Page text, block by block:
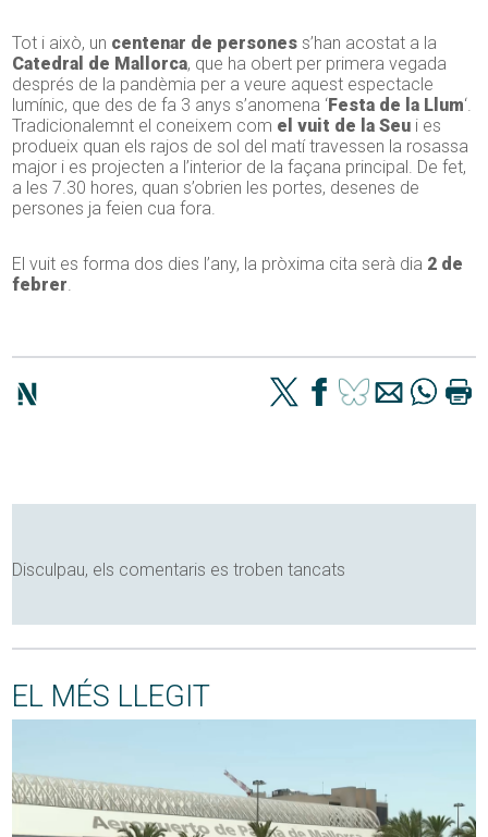
Tot i això, un centenar de persones s’han acostat a la
Catedral de Mallorca, que ha obert per primera vegada
després de la pandèmia per a veure aquest espectacle
lumínic, que des de fa 3 anys s’anomena ‘Festa de la Llum‘.
Tradicionalemnt el coneixem com el vuit de la Seu i es
produeix quan els rajos de sol del matí travessen la rosassa
major i es projecten a l’interior de la façana principal. De fet,
a les 7.30 hores, quan s’obrien les portes, desenes de
persones ja feien cua fora.
El vuit es forma dos dies l’any, la pròxima cita serà dia 2 de
febrer.
Disculpau, els comentaris es troben tancats
EL MÉS LLEGIT